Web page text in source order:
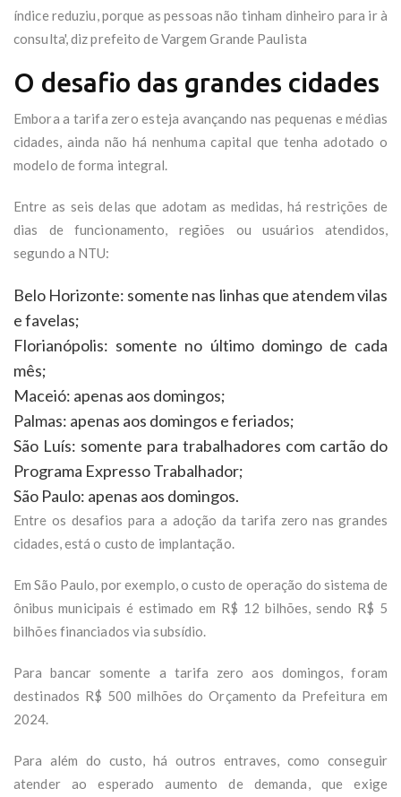
índice reduziu, porque as pessoas não tinham dinheiro para ir à
consulta', diz prefeito de Vargem Grande Paulista
O desafio das grandes cidades
Embora a tarifa zero esteja avançando nas pequenas e médias
cidades, ainda não há nenhuma capital que tenha adotado o
modelo de forma integral.
Entre as seis delas que adotam as medidas, há restrições de
dias de funcionamento, regiões ou usuários atendidos,
segundo a NTU:
Belo Horizonte: somente nas linhas que atendem vilas
e favelas;
Florianópolis: somente no último domingo de cada
mês;
Maceió: apenas aos domingos;
Palmas: apenas aos domingos e feriados;
São Luís: somente para trabalhadores com cartão do
Programa Expresso Trabalhador;
São Paulo: apenas aos domingos.
Entre os desafios para a adoção da tarifa zero nas grandes
cidades, está o custo de implantação.
Em São Paulo, por exemplo, o custo de operação do sistema de
ônibus municipais é estimado em R$ 12 bilhões, sendo R$ 5
bilhões financiados via subsídio.
Para bancar somente a tarifa zero aos domingos, foram
destinados R$ 500 milhões do Orçamento da Prefeitura em
2024.
Para além do custo, há outros entraves, como conseguir
atender ao esperado aumento de demanda, que exige